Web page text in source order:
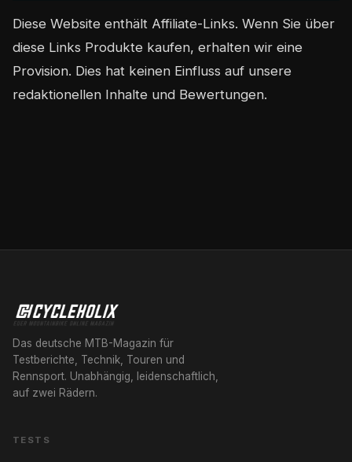
Diese Website enthält Affiliate-Links. Wenn Sie über
diese Links Produkte kaufen, erhalten wir eine
Provision. Dies hat keinen Einfluss auf unsere
redaktionellen Inhalte und Bewertungen.
Das deutsche MTB-Magazin für
Testberichte, Technik, Touren und
Rennsport. Unabhängig, leidenschaftlich,
auf zwei Rädern.
TESTS